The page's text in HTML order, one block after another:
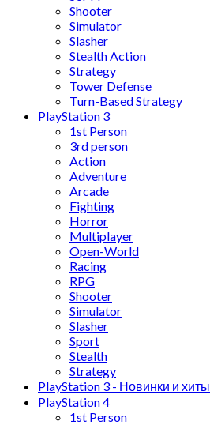
Shooter
Simulator
Slasher
Stealth Action
Strategy
Tower Defense
Turn-Based Strategy
PlayStation 3
1st Person
3rd person
Action
Adventure
Arcade
Fighting
Horror
Multiplayer
Open-World
Racing
RPG
Shooter
Simulator
Slasher
Sport
Stealth
Strategy
PlayStation 3 - Новинки и хиты
PlayStation 4
1st Person